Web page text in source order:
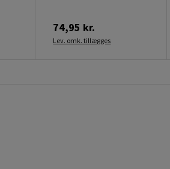
74,95 kr.
Lev. omk. tillægges